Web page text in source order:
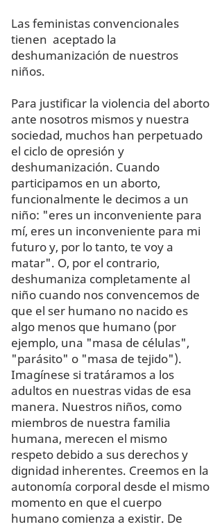
Las feministas convencionales
tienen aceptado la
deshumanización de nuestros
niños.
Para justificar la violencia del aborto
ante nosotros mismos y nuestra
sociedad, muchos han perpetuado
el ciclo de opresión y
deshumanización. Cuando
participamos en un aborto,
funcionalmente le decimos a un
niño: "eres un inconveniente para
mí, eres un inconveniente para mi
futuro y, por lo tanto, te voy a
matar". O, por el contrario,
deshumaniza completamente al
niño cuando nos convencemos de
que el ser humano no nacido es
algo menos que humano (por
ejemplo, una "masa de células",
"parásito" o "masa de tejido").
Imagínese si tratáramos a los
adultos en nuestras vidas de esa
manera. Nuestros niños, como
miembros de nuestra familia
humana, merecen el mismo
respeto debido a sus derechos y
dignidad inherentes. Creemos en la
autonomía corporal desde el mismo
momento en que el cuerpo
humano comienza a existir. De